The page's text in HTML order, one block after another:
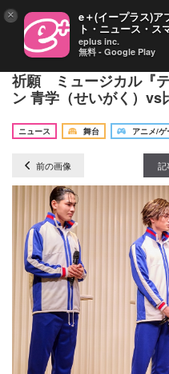
越前リョーマ役の竹内
祈願 ミュージカル『
ン 青学（せいがく）vs
ニュース
舞台 アニメ/ゲ
前の画像 記
× e＋(イープラス)ア
ト・ニュース・ス
eplus inc.
無料 - Google Play